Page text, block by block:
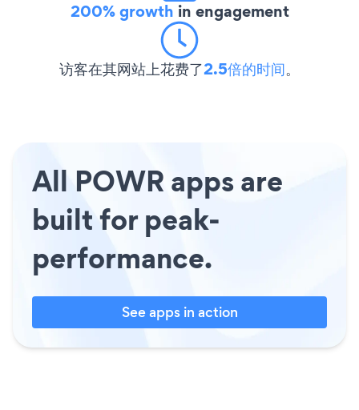
200% growth in engagement
访客在其网站上花费了2.5倍的时间。
All POWR apps are
built for peak-
performance.
See apps in action